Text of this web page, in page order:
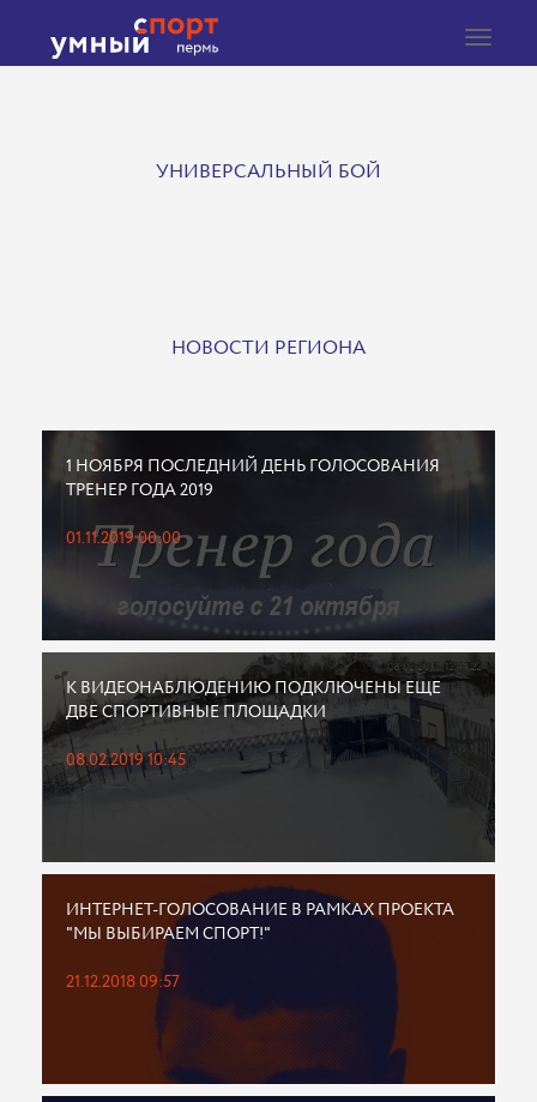
Toggle
УНИВЕРСАЛЬНЫЙ БОЙ
НОВОСТИ РЕГИОНА
1 НОЯБРЯ ПОСЛЕДНИЙ ДЕНЬ ГОЛОСОВАНИЯ
ТРЕНЕР ГОДА 2019
01.11.2019 00:00
К ВИДЕОНАБЛЮДЕНИЮ ПОДКЛЮЧЕНЫ ЕЩЕ
ДВЕ СПОРТИВНЫЕ ПЛОЩАДКИ
08.02.2019 10:45
ИНТЕРНЕТ-ГОЛОСОВАНИЕ В РАМКАХ ПРОЕКТА
"МЫ ВЫБИРАЕМ СПОРТ!"
21.12.2018 09:57